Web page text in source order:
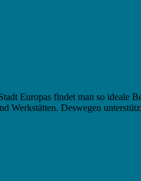
Europas findet man so
Werkstätten. Deswegen